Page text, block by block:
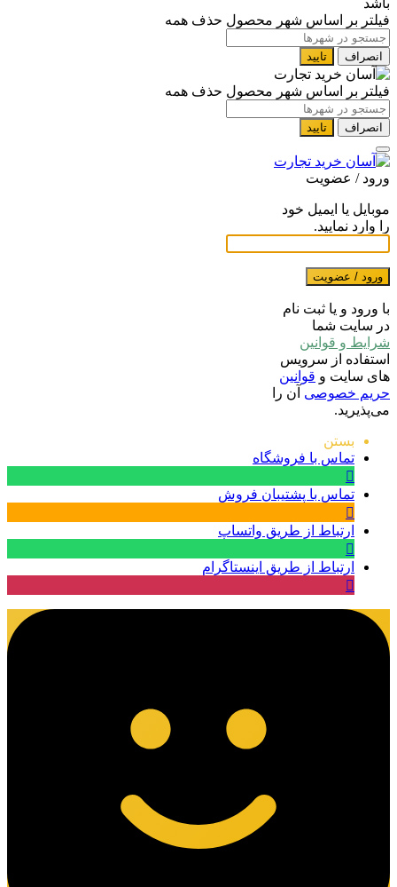
فیلتر بر اساس شهر محصول حذف همه
انصراف تایید
فیلتر بر اساس شهر محصول حذف همه
انصراف تایید
ورود / عضویت
موبایل یا ایمیل خود
را وارد نمایید.
ورود / عضویت
با ورود و یا ثبت نام
در سایت شما
شرایط و قوانین
استفاده از سرویس
های سایت و قوانین
حریم خصوصی آن را
می‌پذیرید.
بستن
تماس با فروشگاه
تماس با پشتیبان فروش
ارتباط از طریق واتساپ
ارتباط از طریق اینستاگرام